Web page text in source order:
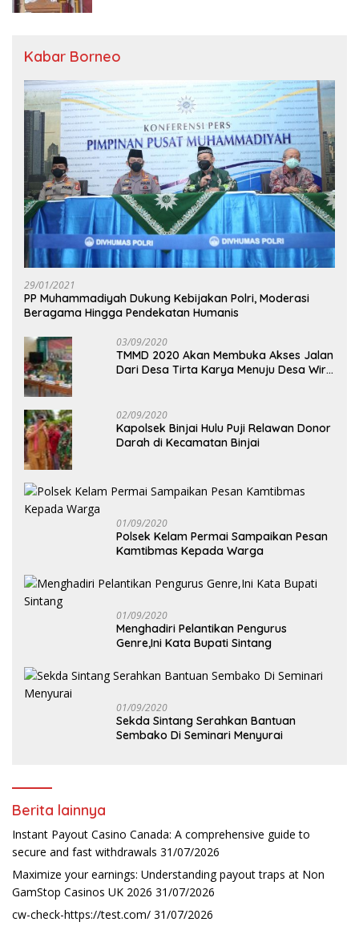
Kabar Borneo
29/01/2021
PP Muhammadiyah Dukung Kebijakan Polri, Moderasi
Beragama Hingga Pendekatan Humanis
03/09/2020
TMMD 2020 Akan Membuka Akses Jalan
Dari Desa Tirta Karya Menuju Desa Wira
02/09/2020
Kapolsek Binjai Hulu Puji Relawan Donor
Darah di Kecamatan Binjai
01/09/2020
Polsek Kelam Permai Sampaikan Pesan
Kamtibmas Kepada Warga
01/09/2020
Menghadiri Pelantikan Pengurus
Genre,Ini Kata Bupati Sintang
01/09/2020
Sekda Sintang Serahkan Bantuan
Sembako Di Seminari Menyurai
Berita lainnya
Instant Payout Casino Canada: A comprehensive guide to
secure and fast withdrawals 31/07/2026
Maximize your earnings: Understanding payout traps at Non
GamStop Casinos UK 2026 31/07/2026
cw-check-https://test.com/ 31/07/2026